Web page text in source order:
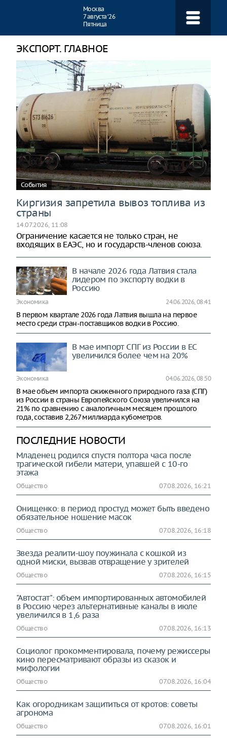
Москва
7 августа ‘26
Пятница
ЭКСПОРТ. ГЛАВНОЕ
События
Киргизия запретила вывоз топлива из
страны
14.07.2026, 11:08
Ограничение касается не только стран, не
входящих в ЕАЭС, но и государств-членов союза.
В начале 2026 года Латвия стала
лидером по экспорту водки в
Россию
Экономика 24.06.2026, 08:41
В первом квартале 2026 года Латвия вышла на первое
место среди стран-поставщиков водки в Россию.
В мае импорт СПГ из России в ЕС
увеличился более чем на 20%
Экономика 04.06.2026, 08:50
В мае объем импорта сжиженного природного газа (СПГ)
из России в страны Европейского Союза увеличился на
21% по сравнению с аналогичным месяцем прошлого
года, составив 2,267 миллиарда кубометров.
ПОСЛЕДНИЕ НОВОСТИ
Младенец родился спустя полтора часа после
трагической гибели матери, упавшей с 10-го
этажа
Общество 07.08.2026, 16:21
Онищенко: в период простуд может быть введено
обязательное ношение масок
Общество 07.08.2026, 16:18
Звезда реалити-шоу поужинала с кошкой из
одной миски, вызвав отвращение у зрителей
Общество 07.08.2026, 16:15
"Автостат": объем импортированных автомобилей
в Россию через альтернативные каналы в июле
увеличился в 1,6 раза
Общество 07.08.2026, 16:13
Социолог прокомментировала, почему режиссеры
кино пересматривают образы из сказок и
мифологии
Общество 07.08.2026, 16:04
Как огородникам защититься от кротов: советы
агронома
Общество 07.08.2026, 16:01